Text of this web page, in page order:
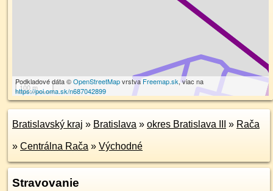
100 m
Podkladové dáta ©OpenStreetMapvrstvaFreemap.sk, viac na
https://poi.oma.sk/n687042899
Bratislavský kraj » Bratislava » okres Bratislava III » Rača
» Centrálna Rača » Východné
Stravovanie